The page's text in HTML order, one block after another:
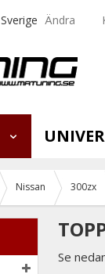
Sverige Ändra
Nissan 300zx
Se